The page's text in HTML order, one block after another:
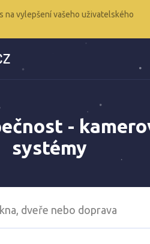
na vylepšení vašeho uživatelského
-
systémy